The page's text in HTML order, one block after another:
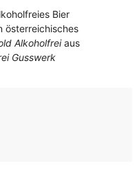
Bier
österreichisches
Alkoholfreiaus
Gusswerk